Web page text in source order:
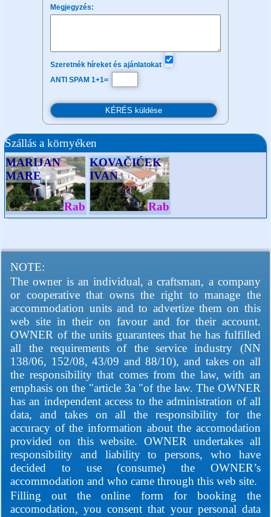
Megjegyzés:
Szeretnék híreket és ajánlatokat
ANTI SPAM 1+1=
Szállás a környéken
MARIJAN
MARE
Rab
KOVAČIĆEK
IVAN
Rab
NOTE:
The owner is an individual, a craftsman, a company
or cooperative that owns the right to manage the
accommodation units and to advertize them on this
web site in their on favour and for their account.
OWNER of the units guarantees that he has fulfilled
all the requirements of the service industry (NN
138/06, 152/08, 43/09 and 88/10), and takes on all
the responsibility that comes from the law, with an
emphasis on the "article 3a "of the law. The OWNER
has an independent access to the administration of all
data, and takes on all the responsibility for the
accuracy of the information about the accomodation
provided on this website. OWNER undertakes all
responsibility and liability to persons, who have
decided to use (consume) the OWNER’s
accommodation and who came through this web site.
Filling out the online form for booking the
accomodation, you consent that your personal data